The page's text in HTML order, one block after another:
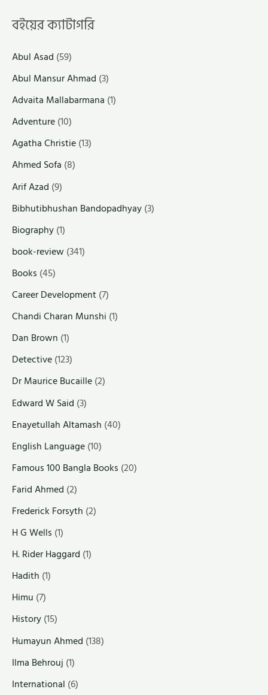
বইয়ের ক্যাটাগরি
Abul Asad (59)
Abul Mansur Ahmad (3)
Advaita Mallabarmana (1)
Adventure(10)
Agatha Christie(13)
Ahmed Sofa (8)
Arif Azad (9)
Bibhutibhushan Bandopadhyay(3)
Biography(1)
book-review(341)
Books (45)
Career Development(7)
Chandi Charan Munshi (1)
Dan Brown (1)
Detective(123)
Dr Maurice Bucaille(2)
Edward W Said (3)
Enayetullah Altamash (40)
English Language(10)
Famous 100 Bangla Books (20)
Farid Ahmed (2)
Frederick Forsyth (2)
H G Wells (1)
H. Rider Haggard (1)
Hadith (1)
Himu (7)
History(15)
Humayun Ahmed (138)
Ilma Behrouj (1)
International (6)